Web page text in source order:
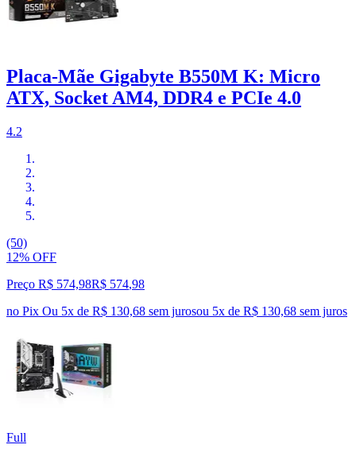
Placa-Mãe Gigabyte B550M K: Micro
ATX, Socket AM4, DDR4 e PCIe 4.0
4.2
(50)
12% OFF
Preço R$ 574,98R$ 574,98
no Pix Ou 5x de R$ 130,68 sem jurosou 5x de R$ 130,68 sem juros
Full